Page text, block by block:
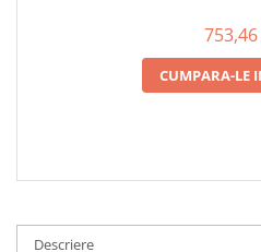
Zdrobitoare electrice
Sere si solarii
753,46
CUMPARA-LE
Descriere